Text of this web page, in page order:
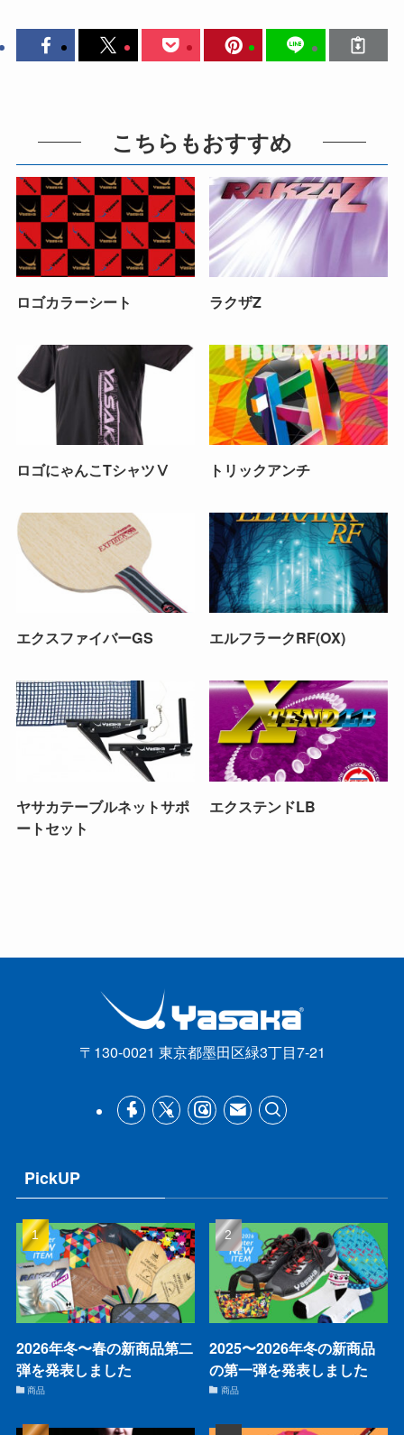
こちらもおすすめ
ロゴカラーシート ラクザZ
ロゴにゃんこTシャツⅤ トリックアンチ
エクスファイバーGS エルフラークRF(OX)
ヤサカテーブルネットサポ
ートセット
エクステンドLB
〒130-0021 東京都墨田区緑3丁目7-21
PickUP
2026年冬〜春の新商品第二
弾を発表しました
商品
2025〜2026年冬の新商品
の第一弾を発表しました
商品